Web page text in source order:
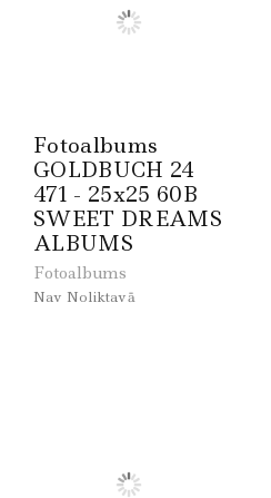
Fotoalbums
GOLDBUCH 24
471 - 25x25 60B
SWEET DREAMS
ALBUMS
Fotoalbums
Nav Noliktavā